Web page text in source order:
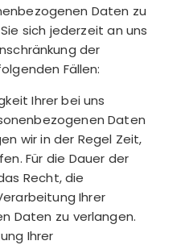
Daten zu
sich jederzeit an uns
der
Fällen:
Ihrer bei uns
Daten
wir in der Regel Zeit,
Für die Dauer der
Recht, die
Ihrer
Daten zu verlangen.
Ihrer